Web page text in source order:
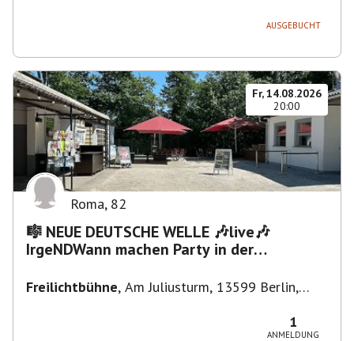
AUSGEBUCHT
Fr, 14.08.2026
20:00
Roma, 82
🎼 NEUE DEUTSCHE WELLE 🎶live🎶
IrgeNDWann machen Party in der
Freilichtbühne, Am Juliusturm, 13599 Berlin,
1
ANMELDUNG